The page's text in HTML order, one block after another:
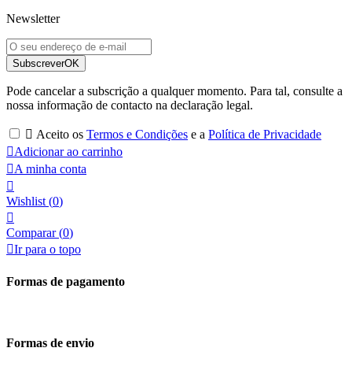
Newsletter
SubscreverOK
Pode cancelar a subscrição a qualquer momento. Para tal, consulte a
nossa informação de contacto na declaração legal.
 Aceito os Termos e Condições e a Política de Privacidade
Adicionar ao carrinho
A minha conta

Wishlist (0)

Comparar (0)
Ir para o topo
Formas de pagamento
Formas de envio